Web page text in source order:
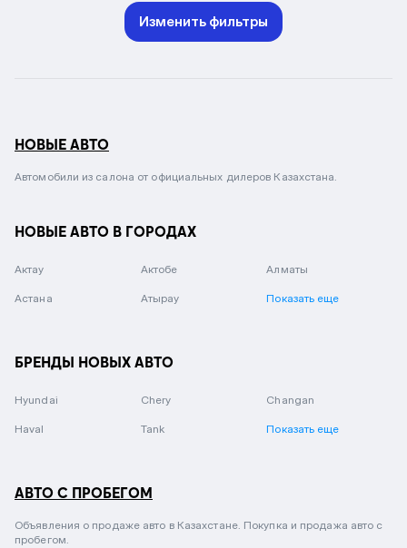
Изменить фильтры
НОВЫЕ АВТО
Автомобили из салона от официальных дилеров Казахстана.
НОВЫЕ АВТО В ГОРОДАХ
Актау Актобе Алматы
Астана Атырау Показать еще
БРЕНДЫ НОВЫХ АВТО
Hyundai Chery Changan
Haval Tank Показать еще
АВТО С ПРОБЕГОМ
Объявления о продаже авто в Казахстане. Покупка и продажа авто с
пробегом.